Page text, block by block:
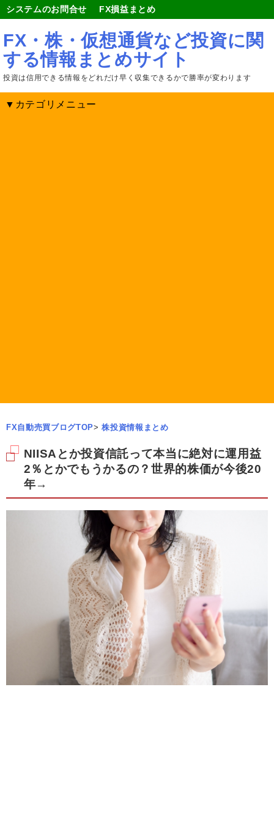
システムのお問合せ FX損益まとめ
FX・株・仮想通貨など投資に関
する情報まとめサイト
投資は信用できる情報をどれだけ早く収集できるかで勝率が変わります
▼カテゴリメニュー
FX自動売買ブログTOP> 株投資情報まとめ
NIISAとか投資信託って本当に絶対に運用益
2％とかでもうかるの？世界的株価が今後20
年→